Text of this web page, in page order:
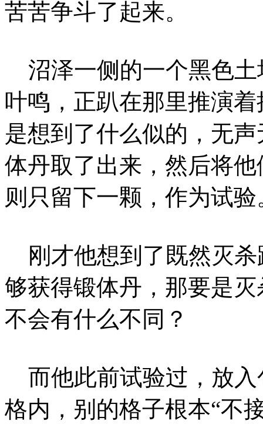
苦苦争斗了起来。
沼泽一侧的一个黑色土
叶鸣，正趴在那里推演
是想到了什么似的，无
体丹取了出来，然后将
则只留下一颗，作为试验
刚才他想到了既然灭杀
够获得锻体丹，那要是
不会有什么不同？
而他此前试验过，放入
格内，别的格子根本“不